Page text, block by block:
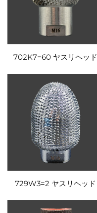
702K7=60 ヤスリヘッド
729W3=2 ヤスリヘッド